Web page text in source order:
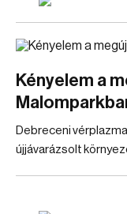
Kényelem a
Debreceni
újjávarázsolt